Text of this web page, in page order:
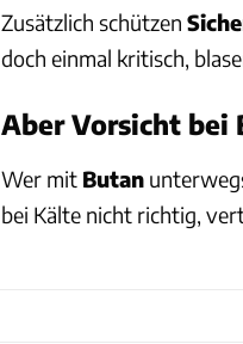
Zusätzlich schützen
doch einmal kritisch,
Aber Vorsicht bei
Wer mit Butan
bei Kälte nicht richtig,